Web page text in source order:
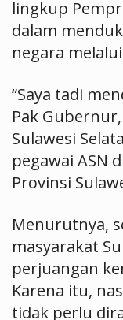
lingkup
dalam
negara
“Saya tadi
Pak
Sulawesi
pegawai ASN
Provinsi
Menurutnya,
masyarakat
perjuangan
Karena itu,
tidak perlu